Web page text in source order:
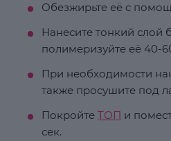
Обезжирьте её с
Нанесите тонкий слой
полимеризуйте её 40-
При необходимости
также просушите под
Покройте ТОП и
сек.